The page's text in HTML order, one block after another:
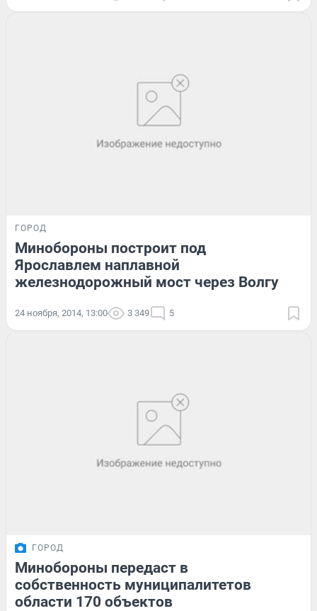
ГОРОД
Минобороны построит под
Ярославлем наплавной
железнодорожный мост через Волгу
24 ноября, 2014, 13:00 3 349 5
ГОРОД
Минобороны передаст в
собственность муниципалитетов
области 170 объектов